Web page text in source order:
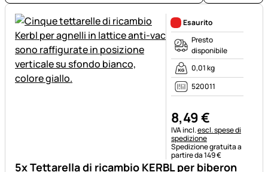
5x Tettarella di ricambio KERBL per biberon
Esaurito
Presto
disponibile
0,01 kg
520011
8,49€
Informazioni fiscali:
IVA incl.escl. spese di
spedizione
Spedizione gratuita a
partire da 149 €